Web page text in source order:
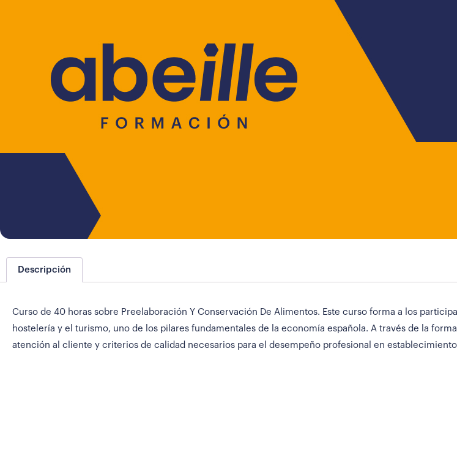
Descripción
Curso de 40 horas sobre Preelaboración Y Conservación De Alimentos. Este curso forma a los
hostelería y el turismo, uno de los pilares fundamentales de la economía española. A través de la
atención al cliente y criterios de calidad necesarios para el desempeño profesional en